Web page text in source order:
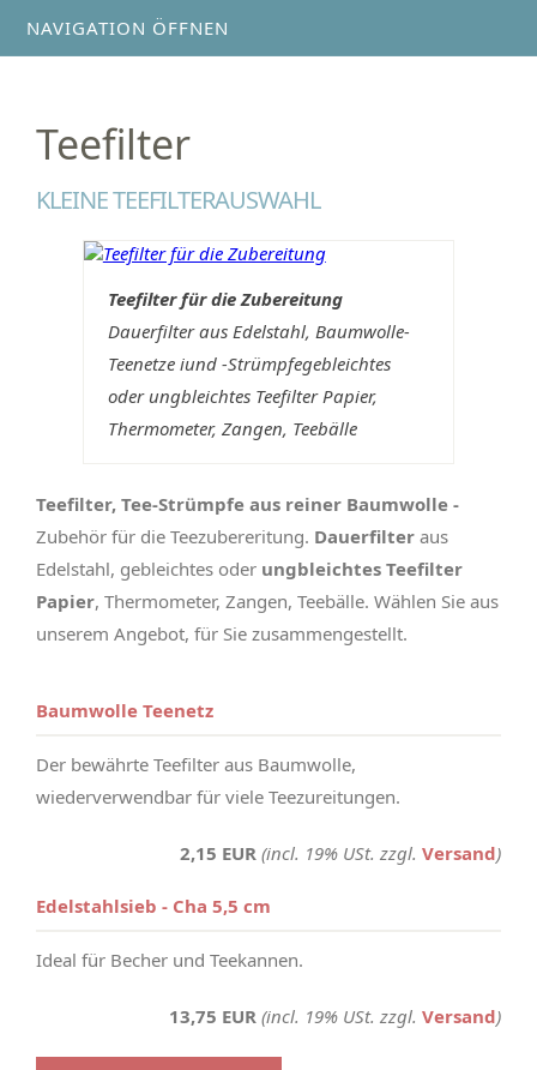
NAVIGATION ÖFFNEN
Teefilter
KLEINE TEEFILTERAUSWAHL
Teefilter für die Zubereitung
Dauerfilter aus Edelstahl, Baumwolle-
Teenetze iund -Strümpfegebleichtes
oder ungbleichtes Teefilter Papier,
Thermometer, Zangen, Teebälle
Teefilter, Tee-Strümpfe aus reiner Baumwolle -
Zubehör für die Teezubereritung. Dauerfilter aus
Edelstahl, gebleichtes oder ungbleichtes Teefilter
Papier, Thermometer, Zangen, Teebälle. Wählen Sie aus
unserem Angebot, für Sie zusammengestellt.
Baumwolle Teenetz
Der bewährte Teefilter aus Baumwolle,
wiederverwendbar für viele Teezureitungen.
2,15 EUR (incl. 19% USt. zzgl. Versand)
Edelstahlsieb - Cha 5,5 cm
Ideal für Becher und Teekannen.
13,75 EUR (incl. 19% USt. zzgl. Versand)